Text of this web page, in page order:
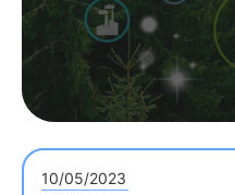
10/05/2023